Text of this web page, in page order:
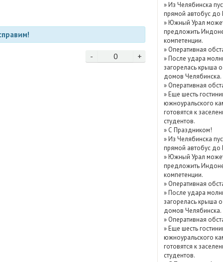
- 0 +
Май 2026 (69)
Апрель 2026
Март 2026 (79)
Показать /
архив
»Из Челябинска
прямой автобус
»Южный Урал
предложить
компетенции.
» Оперативная
»После удара
загорелась крыша
домов Челябинска.
» Оперативная
»Еще шесть
южноуральского
готовятся к
студентов.
» С Праздником!
»Из Челябинска
прямой автобус
»Южный Урал
предложить
компетенции.
» Оперативная
»После удара
загорелась крыша
домов Челябинска.
» Оперативная
»Еще шесть
южноуральского
готовятся к
студентов.